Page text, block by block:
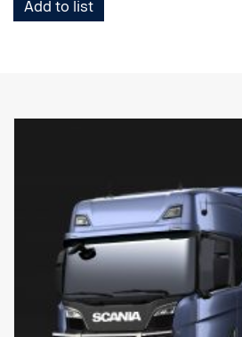
sklopení a přístup/použití originální
držáky pro horní svislé tyče. Předem
klasickými nebo vysokými nárazníky, je
nejlepší možné světlé výšky, ale je
vysunuté nárazníky.
NEHODÍ se pro nízké nebo vysunuté
Součástí dodávky jsou nástroje pro
montážní instrukce.
Add to list